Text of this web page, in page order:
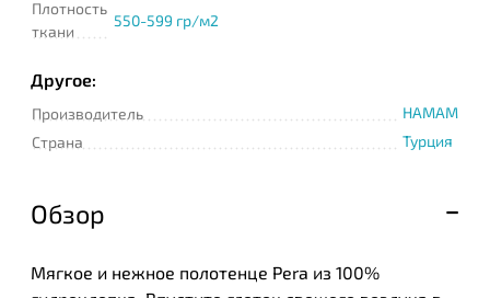
Плотность
ткани
550-599 гр/м2
Другое:
Производитель
HAMAM
Страна
Турция
Обзор
Мягкое и нежное полотенце Pera из 100%